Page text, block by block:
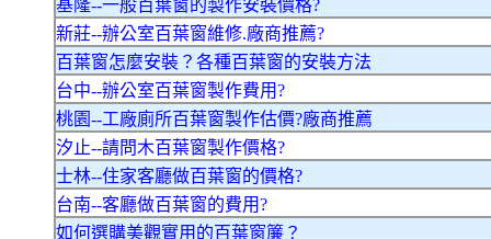
基隆--一般百葉窗的製作安裝價格?
新莊--辦公室百葉窗維修.廠商推薦?
百葉窗怎麼安裝？各種百葉窗的安裝方法
台中--辦公室百葉窗製作費用?
桃園--工廠廁所百葉窗製作估價?廠商推薦
汐止--請問木百葉窗製作價格?
士林--住家客廳做百葉窗的價格?
台南--客廳做百葉窗的費用?
如何選購美觀實用的百葉窗簾？